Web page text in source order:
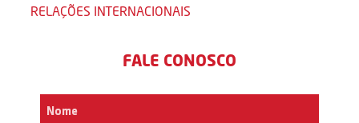
RELAÇÕES INTERNACIONAIS
FALE CONOSCO